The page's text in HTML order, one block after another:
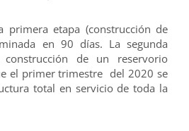
primera etapa (construcción de
en 90 días. La segunda
de un reservorio
el primer trimestre del 2020 se
total en servicio de toda la